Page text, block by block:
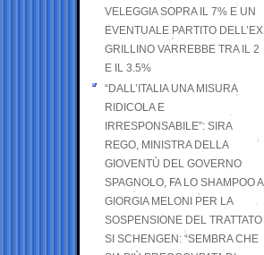
VELEGGIA SOPRA IL 7% E UN
EVENTUALE PARTITO DELL’EX
GRILLINO VARREBBE TRA IL 2
E IL 3.5%
“DALL’ITALIA UNA MISURA
RIDICOLA E
IRRESPONSABILE”: SIRA
REGO, MINISTRA DELLA
GIOVENTÙ DEL GOVERNO
SPAGNOLO, FA LO SHAMPOO A
GIORGIA MELONI PER LA
SOSPENSIONE DEL TRATTATO
SI SCHENGEN: “SEMBRA CHE